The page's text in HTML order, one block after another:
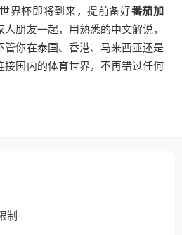
界杯即将到来，提前备好番茄加
朋友一起，用熟悉的中文解说，
管你在泰国、香港、马来西亚还是
接国内的体育世界，不再错过任何
制